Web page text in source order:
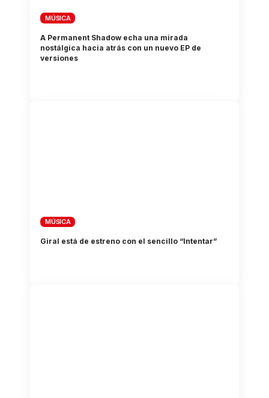
MÚSICA
A Permanent Shadow echa una mirada
nostálgica hacia atrás con un nuevo EP de
versiones
MÚSICA
Giral está de estreno con el sencillo “Intentar”